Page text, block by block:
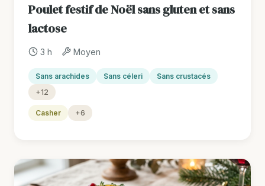
Poulet festif de Noël sans gluten et sans
lactose
3 h Moyen
Sans arachides Sans céleri
Sans crustacés
+12
Casher +6